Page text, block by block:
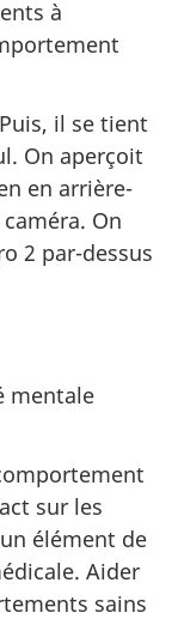
à
il se tient
On aperçoit
en arrière-
On
2 par-dessus
mentale
sur les
élément de
Aider
sains